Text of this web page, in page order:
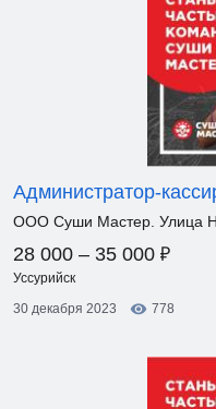
Администратор-
ООО Суши Мастер. Улица
28 000 – 35 000 ₽
Уссурийск
30 декабря 2023
778